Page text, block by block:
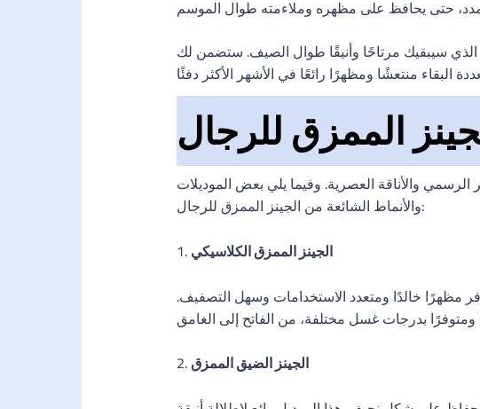
الذي سيبقيك مرتاحًا وأنيقًا طوال الصيف. ستضمن لك
الممزق للرجال
والأناقة العصرية. وفيما يلي بعض الموديلات
والأنماط الشائعة من الجينز الممزق للرجال:
1.الجينز الممزق الكلاسيكي
مظهرًا خالدًا ومتعدد الاستخدامات وسهل التصفيف.
2.الجينز الضيق الممزق